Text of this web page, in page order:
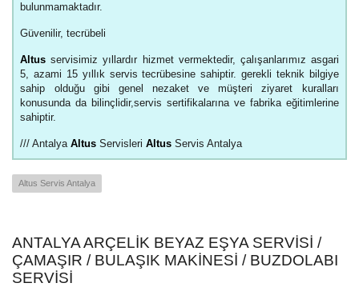
bulunmamaktadır.
Güvenilir, tecrübeli
Altus servisimiz yıllardır hizmet vermektedir, çalışanlarımız asgari
5, azami 15 yıllık servis tecrübesine sahiptir. gerekli teknik bilgiye
sahip olduğu gibi genel nezaket ve müşteri ziyaret kuralları
konusunda da bilinçlidir,servis sertifikalarına ve fabrika eğitimlerine
sahiptir.
/// AntalyaAltus ServisleriAltus Servis Antalya
Altus Servis Antalya
ANTALYA ARÇELIK BEYAZ EŞYA SERVISI /
ÇAMAŞIR / BULAŞIK MAKINESI / BUZDOLABI
SERVISI